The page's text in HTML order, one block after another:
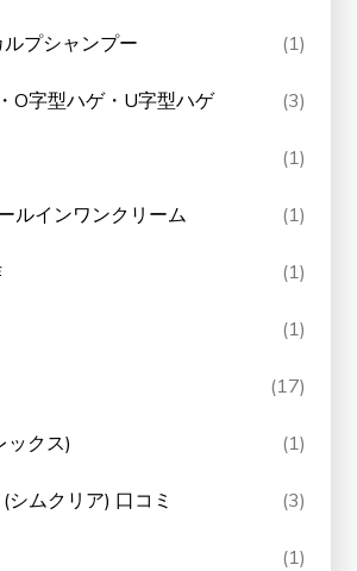
プシャンプー (1)
O字型ハゲ・U字型ハゲ (3)
(1)
ルインワンクリーム (1)
(1)
(1)
(17)
ックス) (1)
シムクリア) 口コミ (3)
(1)